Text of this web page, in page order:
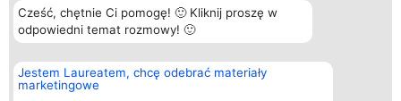
Cześć, chętnie Ci pomogę! 🙂 Kliknij proszę w
odpowiedni temat rozmowy! 🙂
Jestem Laureatem, chcę odebrać materiały
marketingowe
Organizator plebiscytu
Bright Side Solutions sp. z o.
o. sp. k.
Plebiscyt
Laureaci
Kontakt
Kontakt